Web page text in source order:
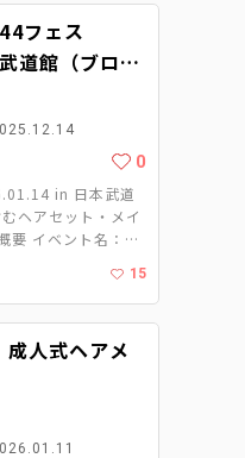
上げられる方) ★
報
15〜20分で仕上
ト 日給 10000
件、広告やCM 、
介 ご検討よ
道館（ブロ
アセット・メ
0
in 日本武道
ヘアセット・メイ
日：2026年1月
会場：日本武道館
giovanni-
容 対
含むヘアセット・
2,500円〜（税
により応相談 ■
ャランティ 施術
ランティの目安：
15